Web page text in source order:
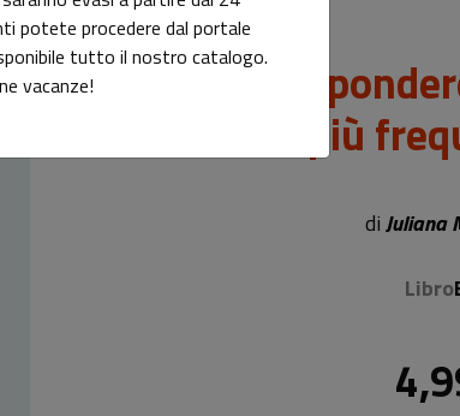
Come
domande più
diJuliana
Libro
potete procedere dal portale
tutto il nostro catalogo.
vacanze!